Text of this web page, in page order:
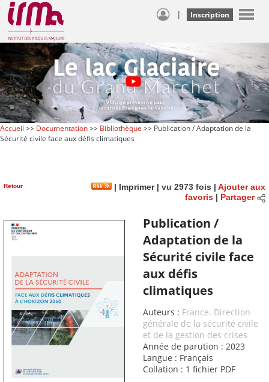
| Inscription
Accueil >> Documentation>> Bibliothèque >> Publication / Adaptation de la
Sécurité civile face aux défis climatiques
Retour | Imprimer| vu 2973 fois | Ajouter aux
favoris| Partager
Publication /
Adaptation de la
Sécurité civile face
aux défis
climatiques
Auteurs : France. Direction
générale de la sécurité civile
et de la gestion des crises
Année de parution : 2023
Langue : Français
Collation : 1 fichier PDF